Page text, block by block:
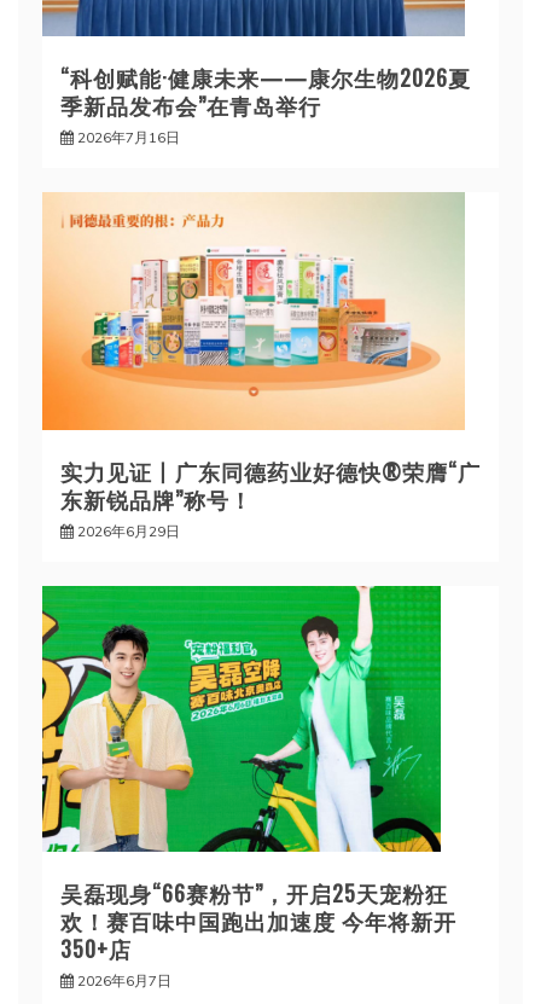
“科创赋能·健康未来——康尔生物2026夏
季新品发布会”在青岛举行
2026年7月16日
实力见证丨广东同德药业好德快®荣膺“广
东新锐品牌”称号！
2026年6月29日
吴磊现身“66赛粉节”，开启25天宠粉狂
欢！赛百味中国跑出加速度 今年将新开
350+店
2026年6月7日